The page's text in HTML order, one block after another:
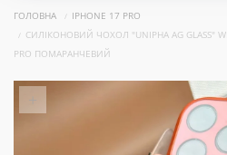
ГОЛОВНА
IPHONE 17 PRO
СИЛІКОНОВИЙ ЧОХОЛ "UNIPHA AG GLASS"
PRO ПОМАРАНЧЕВИЙ
+